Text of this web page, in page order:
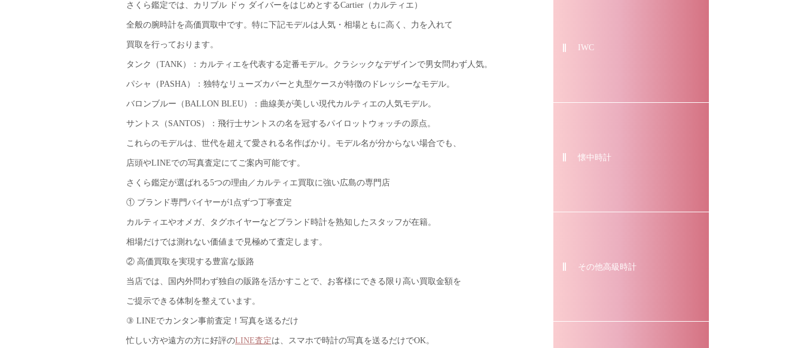
さくら鑑定では、カリブル ドゥ ダイバーをはじめとするCartier（カルティエ）
全般の腕時計を高価買取中です。特に下記モデルは人気・相場ともに高く、力を入れて
買取を行っております。
タンク（TANK）：カルティエを代表する定番モデル。クラシックなデザインで男女問わず人気。
パシャ（PASHA）：独特なリューズカバーと丸型ケースが特徴のドレッシーなモデル。
バロンブルー（BALLON BLEU）：曲線美が美しい現代カルティエの人気モデル。
サントス（SANTOS）：飛行士サントスの名を冠するパイロットウォッチの原点。
これらのモデルは、世代を超えて愛される名作ばかり。モデル名が分からない場合でも、
店頭やLINEでの写真査定にてご案内可能です。
さくら鑑定が選ばれる5つの理由／カルティエ買取に強い広島の専門店
① ブランド専門バイヤーが1点ずつ丁寧査定
カルティエやオメガ、タグホイヤーなどブランド時計を熟知したスタッフが在籍。
相場だけでは測れない価値まで見極めて査定します。
② 高価買取を実現する豊富な販路
当店では、国内外問わず独自の販路を活かすことで、お客様にできる限り高い買取金額を
ご提示できる体制を整えています。
③ LINEでカンタン事前査定！写真を送るだけ
忙しい方や遠方の方に好評のLINE査定は、スマホで時計の写真を送るだけでOK。
IWC
懐中時計
その他高級時計